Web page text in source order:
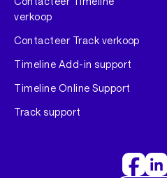
verkoop
Contacteer Track verkoop
Timeline Add-in support
Timeline Online Support
Track support